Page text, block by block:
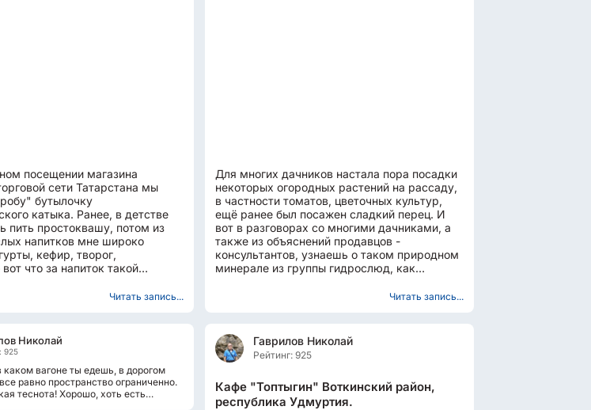
посещении магазина
сети Татарстана мы
бутылочку
катыка. Ранее, в детстве
пить простоквашу, потом из
напитков мне широко
кефир, творог,
что за напиток такой
Читать запись...
Николай
925
каком вагоне ты едешь, в дорогом
равно пространство ограниченно.
теснота! Хорошо, хоть есть
Для многих дачников настала пора посадки
некоторых огородных растений на рассаду,
в частности томатов, цветочных культур,
ещё ранее был посажен сладкий перец. И
вот в разговорах со многими дачниками, а
также из объяснений продавцов -
консультантов, узнаешь о таком природном
минерале из группы гидрослюд, как
Читать запись...
Гаврилов Николай
Рейтинг: 925
Кафе "Топтыгин" Воткинский район,
республика Удмуртия.